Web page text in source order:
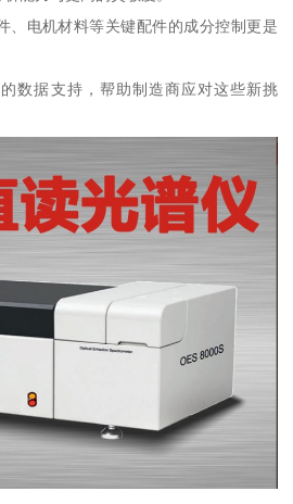
、电机材料等关键配件的成分控制更是
数据支持，帮助制造商应对这些新挑